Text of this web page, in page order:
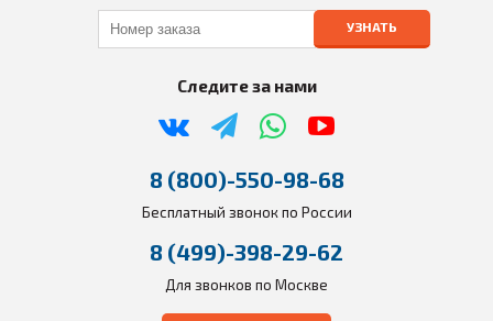
УЗНАТЬ
Следите за нами
8 (800)-550-98-68
Бесплатный звонок по России
8 (499)-398-29-62
Для звонков по Москве